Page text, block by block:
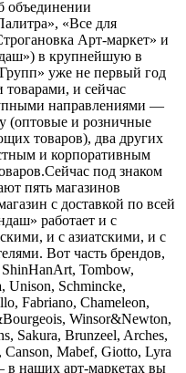
объединении
«Все для
Арт-маркет» и
в крупнейшую в
уже не первый год
товарами, и сейчас
направлениями —
(оптовые и розничные
товаров), два других
и корпоративным
под знаком
пять магазинов
с доставкой по всей
работает и с
и с азиатскими, и с
Вот часть брендов,
Tombow,
Unison, Schmincke,
Fabriano, Chameleon,
Winsor&Newton,
Sakura, Brunzeel, Arches,
Mabef, Giotto, Lyra
наших арт-маркетах вы